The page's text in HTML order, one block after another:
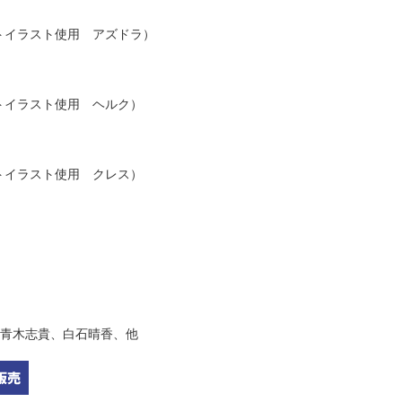
イラスト使用 アズドラ）
イラスト使用 ヘルク）
イラスト使用 クレス）
木志貴、白石晴香、他